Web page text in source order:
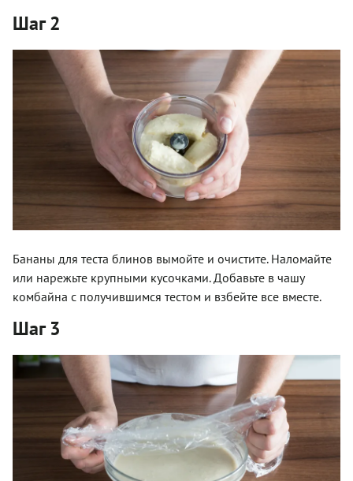
Шаг 2
Бананы для теста блинов вымойте и очистите. Наломайте
или нарежьте крупными кусочками. Добавьте в чашу
комбайна с получившимся тестом и взбейте все вместе.
Шаг 3